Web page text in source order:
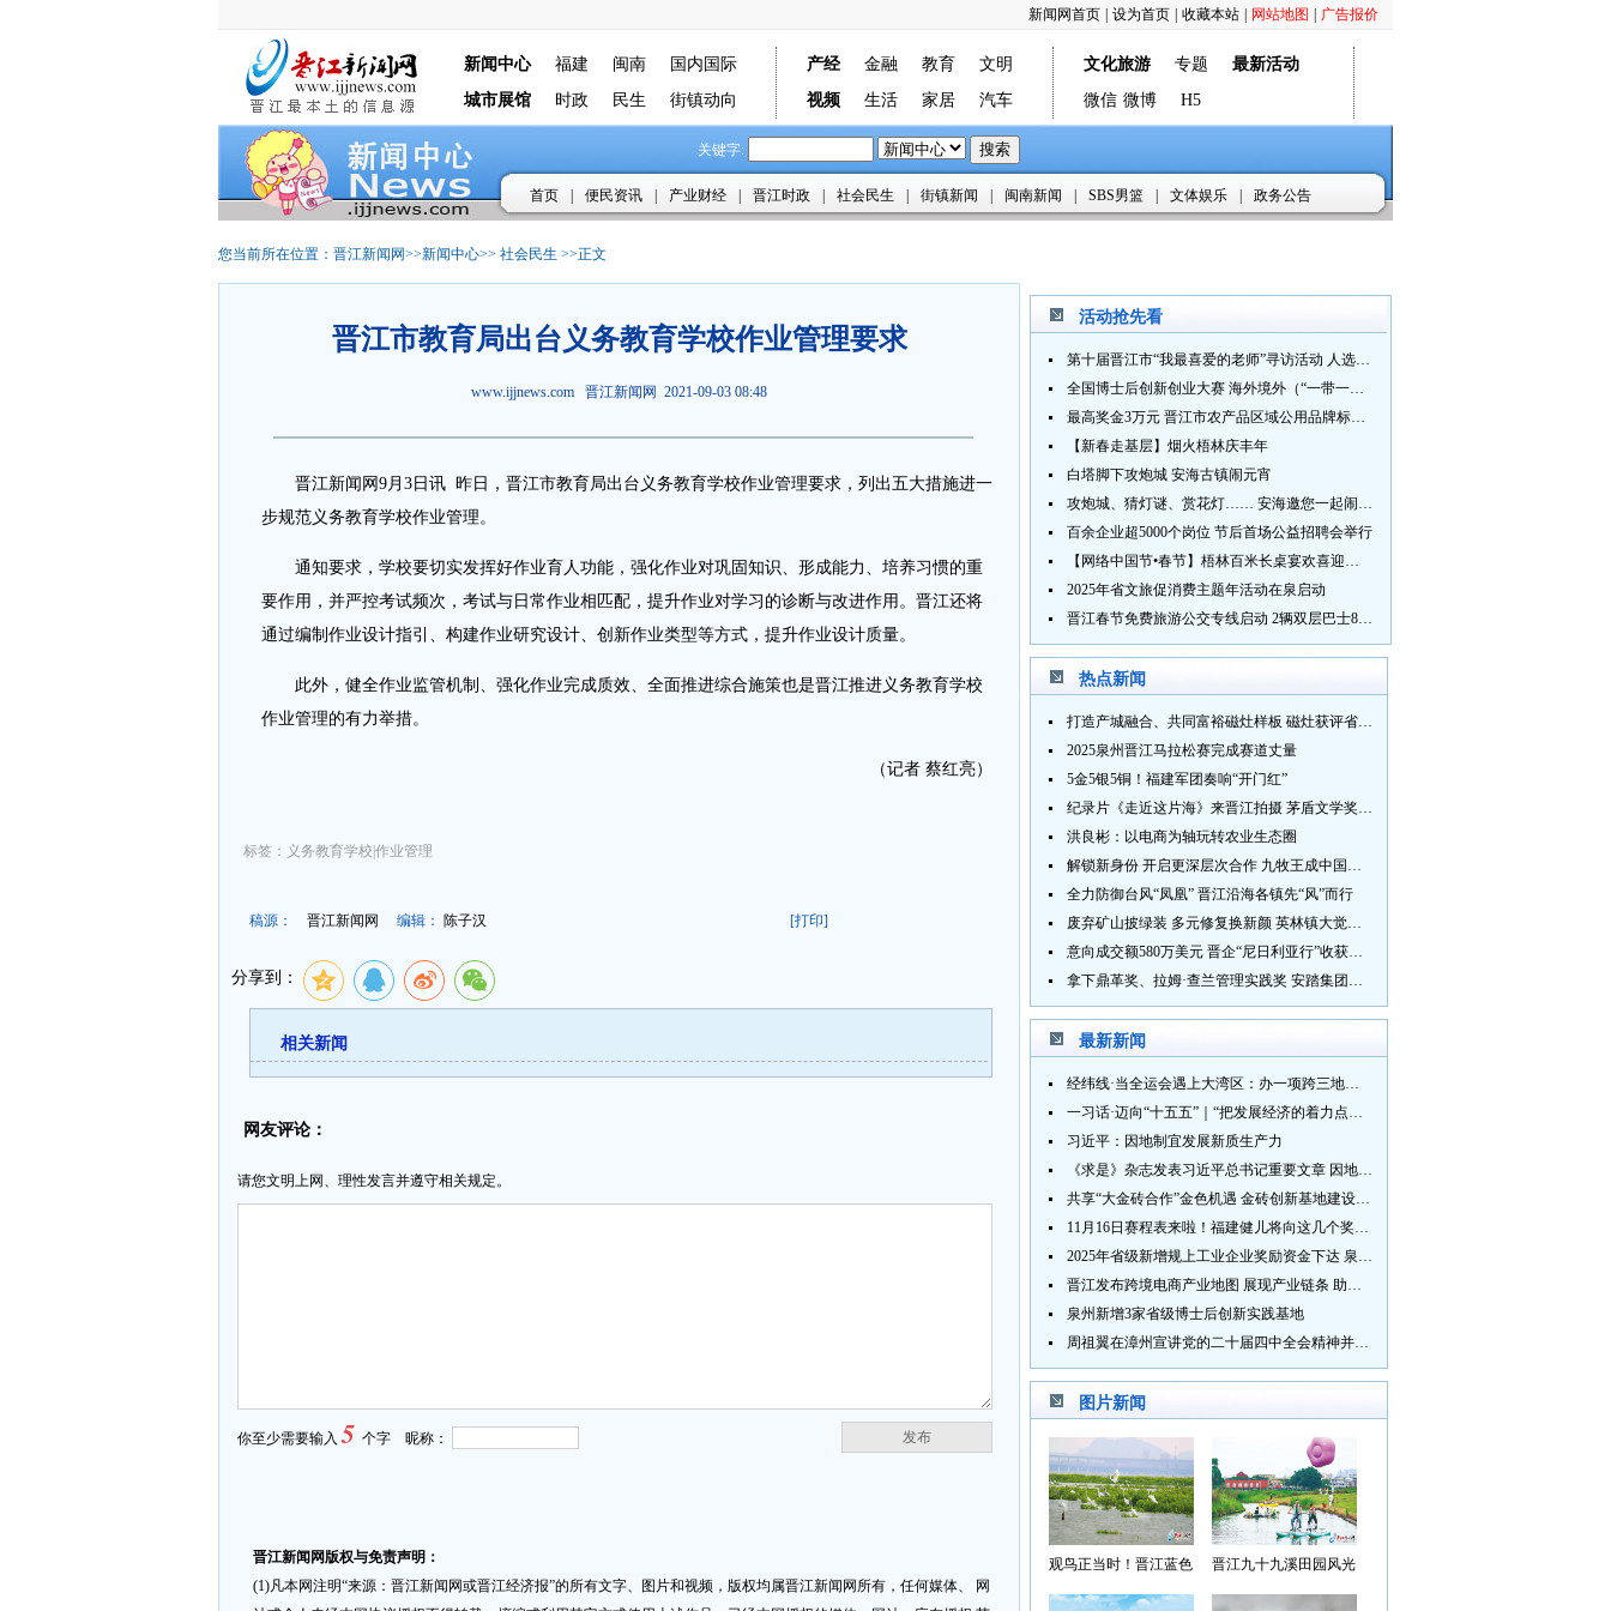
广告报价
网站地图
收藏本站
设为首页
新闻网首页
新闻中心 福建 闽南
国内国际
城市展馆
时政 民生 街镇动向
产经 金融 教育
文明
视频
生活 家居 汽车
文化旅游 专题
最新活动
微信 微博 H5
关键字:
首页 便民资讯 产业财经 晋江时政 社会民生 街镇新闻 闽南新闻 SBS男篮 文体娱乐 政务公告
您当前所在位置： 晋江新闻网>>新闻中心>> 社会民生 >>正文
晋江市教育局出台义务教育学校作业管理要求
www.ijjnews.com 晋江新闻网 2021-09-03 08:48
晋江新闻网9月3日讯 昨日，晋江市教育局出台义务教育学校作业管理要求，列出五大措施进一
步规范义务教育学校作业管理。
通知要求，学校要切实发挥好作业育人功能，强化作业对巩固知识、形成能力、培养习惯的重
要作用，并严控考试频次，考试与日常作业相匹配，提升作业对学习的诊断与改进作用。晋江还将
通过编制作业设计指引、构建作业研究设计、创新作业类型等方式，提升作业设计质量。
此外，健全作业监管机制、强化作业完成质效、全面推进综合施策也是晋江推进义务教育学校
作业管理的有力举措。
（记者 蔡红亮）
标签：义务教育学校|作业管理
稿源： 晋江新闻网 编辑： 陈子汉 [打印]
分享到：
相关新闻
网友评论：
请您文明上网、理性发言并遵守相关规定。
发布
你至少需要输入5 个字 昵称：
晋江新闻网版权与免责声明：
(1)凡本网注明“来源：晋江新闻网或晋江经济报”的所有文字、图片和视频，版权均属晋江新闻网所有，任何媒体、 网
活动抢先看
第十届晋江市“我最喜爱的老师”寻访活动 人选推荐火热进行中 快来“秀”您最喜爱的老师
全国博士后创新创业大赛 海外境外（“一带一路”）赛七大赛道等你来战
最高奖金3万元 晋江市农产品区域公用品牌标识Logo及特色农产品包装设计征集活动正式启动
【新春走基层】烟火梧林庆丰年
白塔脚下攻炮城 安海古镇闹元宵
攻炮城、猜灯谜、赏花灯…… 安海邀您一起闹元宵
百余企业超5000个岗位 节后首场公益招聘会举行
【网络中国节•春节】梧林百米长桌宴欢喜迎新春
2025年省文旅促消费主题年活动在泉启动
晋江春节免费旅游公交专线启动 2辆双层巴士8辆铛铛车带你游
热点新闻
打造产城融合、共同富裕磁灶样板 磁灶获评省级乡村振兴示范乡镇
2025泉州晋江马拉松赛完成赛道丈量
5金5银5铜！福建军团奏响“开门红”
纪录片《走近这片海》来晋江拍摄 茅盾文学奖得主麦家探寻晋江“海海”人生
洪良彬：以电商为轴玩转农业生态圈
解锁新身份 开启更深层次合作 九牧王成中国奥委会官方赞助商
全力防御台风“凤凰” 晋江沿海各镇先“风”而行
废弃矿山披绿装 多元修复换新颜 英林镇大觉山片区废弃矿山生态修复项目通过验收
意向成交额580万美元 晋企“尼日利亚行”收获满满
拿下鼎革奖、拉姆·查兰管理实践奖 安踏集团获企业管理权威奖项
最新新闻
经纬线·当全运会遇上大湾区：办一项跨三地的赛事有多硬核？
一习话·迈向“十五五”｜“把发展经济的着力点放在实体经济上”
习近平：因地制宜发展新质生产力
《求是》杂志发表习近平总书记重要文章 因地制宜发展新质生产力
共享“大金砖合作”金色机遇 金砖创新基地建设成效显著
11月16日赛程表来啦！福建健儿将向这几个奖牌发起冲击→
2025年省级新增规上工业企业奖励资金下达 泉州市获补资金居全省首位
晋江发布跨境电商产业地图 展现产业链条 助力“晋品出海”
泉州新增3家省级博士后创新实践基地
周祖翼在漳州宣讲党的二十届四中全会精神并调研
图片新闻
观鸟正当时！晋江蓝色
晋江九十九溪田园风光